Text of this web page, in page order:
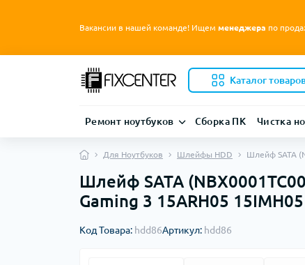
Вакансии в нашей команде! Ищем менеджера по
Каталог
Ремонт ноутбуков Сборка ПК Чистка
Для Ноутбуков Шлейфы HDD Шлейф SATA
Шлейф SATA
Gaming 3 15ARH05 15IMH05
Код Товара: hdd86Артикул: hdd86